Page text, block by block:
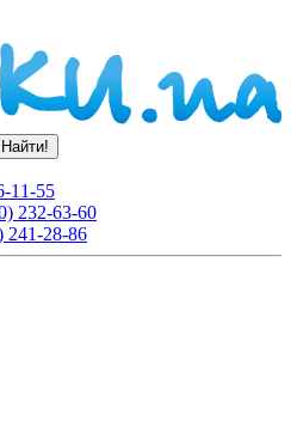
Найти!
11-55
232-63-60
241-28-86